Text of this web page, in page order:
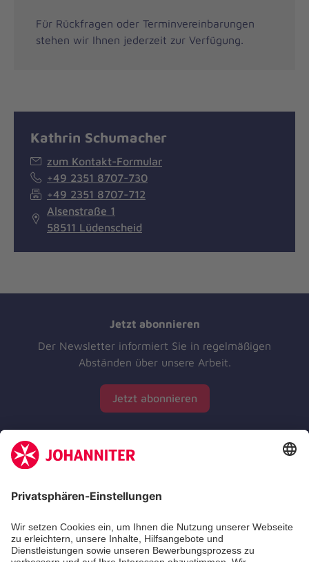
Für Rückfragen oder Terminvereinbarungen
stehen wir Ihnen jederzeit zur Verfügung.
Kathrin Schumacher
zum Kontakt-Formular
+49 2351 8707-730
+49 2351 8707-712
Alsenstraße 1
58511 Lüdenscheid
Jetzt abonnieren
Der Newsletter informiert Sie in regelmäßigen
Abständen über unsere Arbeit.
Jetzt abonnieren
Zertifizierung der Johanniter-Unfall-Hilfe e.V.
Die Johanniter GmbH führt das Spendenzertifikat